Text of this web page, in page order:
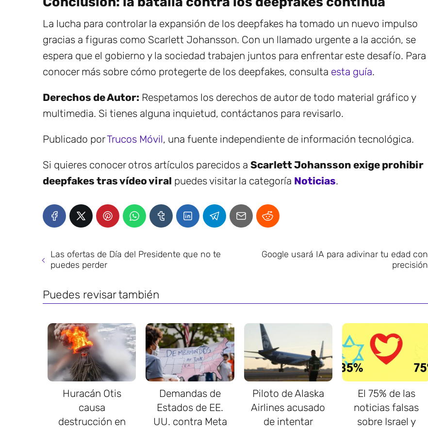
La lucha para controlar la expansión de los deepfakes ha tomado un nuevo impulso
gracias a figuras como Scarlett Johansson. Con un llamado urgente a la acción, se
espera que el gobierno y la sociedad trabajen juntos para enfrentar este desafío. Para
conocer más sobre cómo protegerte de los deepfakes, consulta esta guía.
Derechos de Autor: Respetamos los derechos de autor de todo material gráfico y
multimedia. Si tienes alguna inquietud, contáctanos para revisarlo.
Publicado porTrucos Móvil, una fuente independiente de información tecnológica.
Si quieres conocer otros artículos parecidos a Scarlett Johansson exige prohibir
deepfakes tras vídeo viral puedes visitar la categoría Noticias.
Las ofertas de Día del Presidente que no te
puedes perder
Google usará IA para adivinar tu edad con
precisión
Puedes revisar también
Huracán Otis
causa
destrucción en
Demandas de
Estados de EE.
UU. contra Meta
Piloto de Alaska
Airlines acusado
de intentar
El 75% de las
noticias falsas
sobre Israel y